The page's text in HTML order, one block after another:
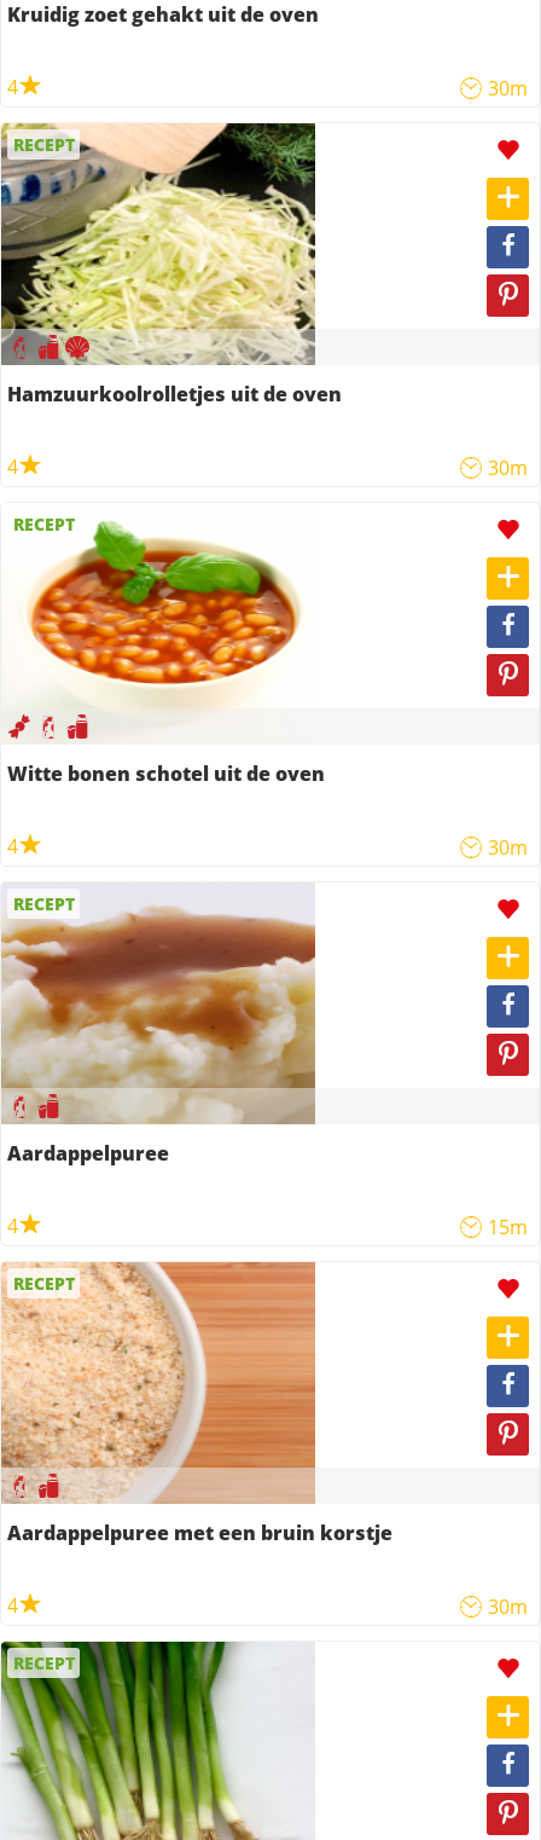
Kruidig zoet gehakt uit de oven
4 30m
RECEPT
Hamzuurkoolrolletjes uit de oven
4 30m
RECEPT
Witte bonen schotel uit de oven
4 30m
RECEPT
Aardappelpuree
4 15m
RECEPT
Aardappelpuree met een bruin korstje
4 30m
RECEPT